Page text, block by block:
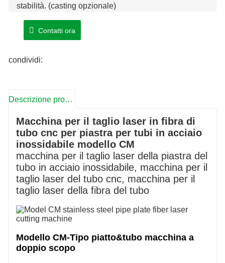
stabilità. (casting opzionale)
Contatti ora
condividi:
Descrizione prodotto
Macchina per il taglio laser in fibra di
tubo cnc per piastra per tubi in acciaio
inossidabile modello CM
macchina per il taglio laser della piastra del
tubo in acciaio inossidabile, macchina per il
taglio laser del tubo cnc, macchina per il
taglio laser della fibra del tubo
Modello CM-Tipo piatto&tubo macchina a
doppio scopo